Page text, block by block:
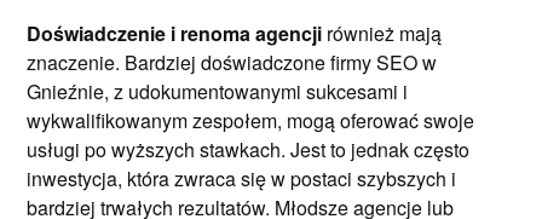
Doświadczenie i renoma agencji również mają
znaczenie. Bardziej doświadczone firmy SEO w
Gnieźnie, z udokumentowanymi sukcesami i
wykwalifikowanym zespołem, mogą oferować swoje
usługi po wyższych stawkach. Jest to jednak często
inwestycja, która zwraca się w postaci szybszych i
bardziej trwałych rezultatów. Młodsze agencje lub